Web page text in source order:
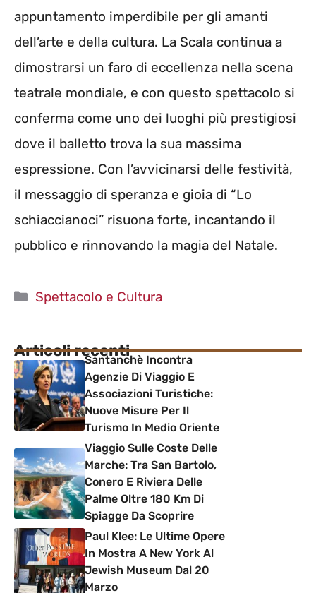
appuntamento imperdibile per gli amanti
dell’arte e della cultura. La Scala continua a
dimostrarsi un faro di eccellenza nella scena
teatrale mondiale, e con questo spettacolo si
conferma come uno dei luoghi più prestigiosi
dove il balletto trova la sua massima
espressione. Con l’avvicinarsi delle festività,
il messaggio di speranza e gioia di “Lo
schiaccianoci” risuona forte, incantando il
pubblico e rinnovando la magia del Natale.
Categorie
Spettacolo e Cultura
Articoli recentiSantanchè Incontra
Agenzie Di Viaggio E
Associazioni Turistiche:
Nuove Misure Per Il
Turismo In Medio Oriente
Viaggio Sulle Coste Delle
Marche: Tra San Bartolo,
Conero E Riviera Delle
Palme Oltre 180 Km Di
Spiagge Da Scoprire
Paul Klee: Le Ultime Opere
In Mostra A New York Al
Jewish Museum Dal 20
Marzo